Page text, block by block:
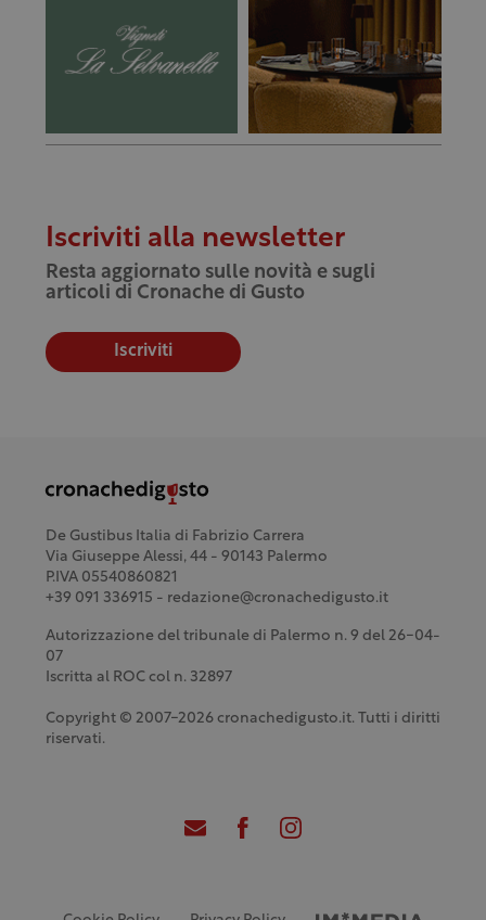
Iscriviti alla newsletter
Resta aggiornato sulle novità e sugli
articoli di Cronache di Gusto
Iscriviti
De Gustibus Italia di Fabrizio Carrera
Via Giuseppe Alessi, 44 - 90143 Palermo
P.IVA 05540860821
+39 091 336915 - redazione@cronachedigusto.it
Autorizzazione del tribunale di Palermo n. 9 del 26-04-
07
Iscritta al ROC col n. 32897
Copyright © 2007-2026 cronachedigusto.it. Tutti i diritti
riservati.